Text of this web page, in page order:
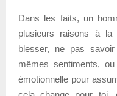
Dans les faits, un
plusieurs raisons à
blesser, ne pas
mêmes sentiments,
émotionnelle pour